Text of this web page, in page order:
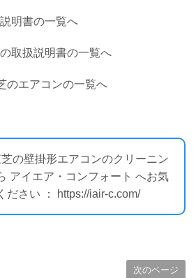
明書の一覧へ
取扱説明書の一覧へ
のエアコンの一覧へ
の壁掛形エアコンのクリーニン
アイエア・コンフォート へお気
ださい ： https://iair-c.com/
次のページ